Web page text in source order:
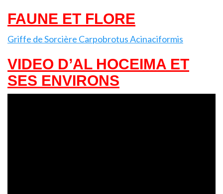
FAUNE ET FLORE
Griffe de Sorcière Carpobrotus Acinaciformis
VIDEO D’AL HOCEIMA ET
SES ENVIRONS